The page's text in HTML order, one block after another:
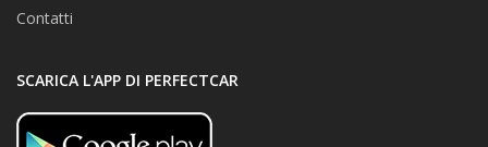
Contatti
SCARICA L'APP DI PERFECTCAR